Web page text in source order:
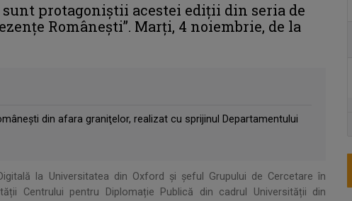
protagoniştii acestei ediții din seria de
Româneşti”. Marți, 4 noiembrie, de la
din afara graniţelor, realizat cu sprijinul Departamentului
la Universitatea din Oxford și șeful Grupului de Cercetare în
Centrului pentru Diplomație Publică din cadrul Universității din